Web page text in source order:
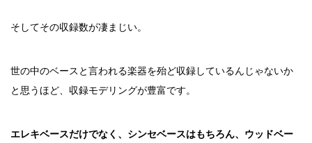
そしてその収録数が凄まじい。
世の中のベースと言われる楽器を殆ど収録しているんじゃないか
と思うほど、収録モデリングが豊富です。
エレキベースだけでなく、シンセベースはもちろん、ウッドベー